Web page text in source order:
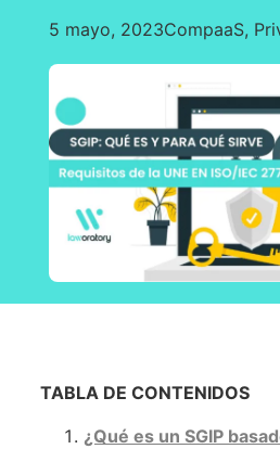
5 mayo, 2023CompaaS,
TABLA DE CONTENIDOS
¿Qué es un SGIP